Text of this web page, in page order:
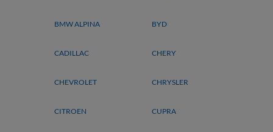
BMW ALPINA BYD
CADILLAC CHERY
CHEVROLET CHRYSLER
CITROEN CUPRA